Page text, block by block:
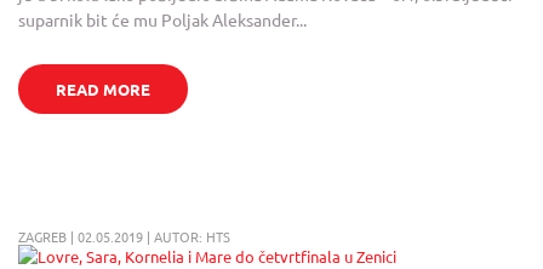
suparnik bit će mu Poljak Aleksander...
READ MORE
ZAGREB | 02.05.2019 | AUTOR: HTS